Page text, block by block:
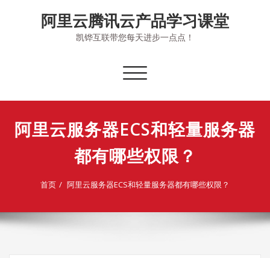
阿里云腾讯云产品学习课堂
凯铧互联带您每天进步一点点！
切
导
阿里云服务器ECS和轻量服务器
都有哪些权限？
首页 阿里云服务器ECS和轻量服务器都有哪些权限？